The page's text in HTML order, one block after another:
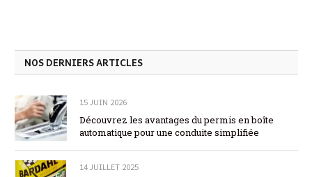
NOS DERNIERS ARTICLES
15 JUIN 2026
Découvrez les avantages du permis en boîte
automatique pour une conduite simplifiée
14 JUILLET 2025